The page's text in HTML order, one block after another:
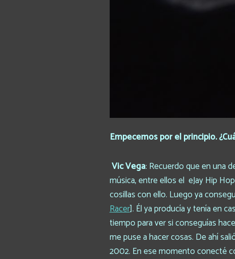
Empecemos por el principio.
Vic Vega: Recuerdo que en una
música, entre ellos el eJay Hip
cosillas con ello. Luego ya
Racer]. Él ya producía y tenía en
tiempo para ver si conseguías
me puse a hacer cosas. De ahí
2002. En ese momento conecté